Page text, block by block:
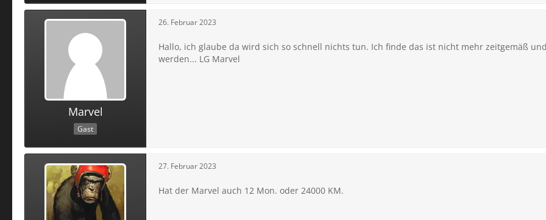
Marvel
Gast
26. Februar 2023
Hallo, ich glaube da wird sich so schnell nichts tun. Ich finde das ist nicht mehr zeitgemäß
werden... LG Marvel
27. Februar 2023
Hat der Marvel auch 12 Mon. oder 24000 KM.